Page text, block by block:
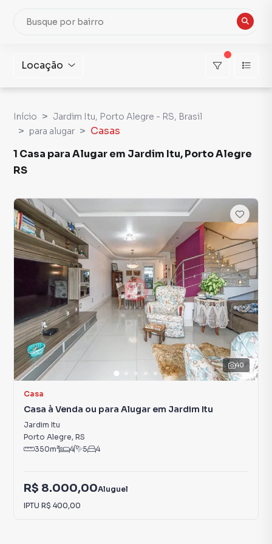
Locação
Início
Jardim Itu, Porto Alegre - RS, Brasil
para alugar
Casas
1 Casa para Alugar em Jardim Itu, Porto Alegre
RS
40
Casa
Casa à Venda ou para Alugar em Jardim Itu
Jardim Itu
Porto Alegre, RS
350m² 4 5 4
R$ 8.000,00Aluguel
IPTU R$ 400,00